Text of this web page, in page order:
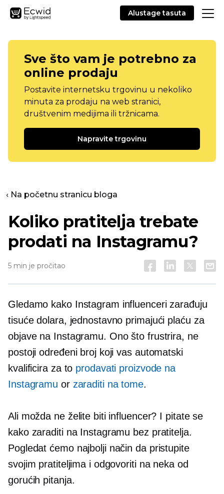
Alustage tasuta
Sve što vam je potrebno za
online prodaju
Postavite internetsku trgovinu u nekoliko
minuta za prodaju na web stranici,
društvenim medijima ili tržnicama.
Napravite trgovinu
‹ Na početnu stranicu bloga
Koliko pratitelja trebate
prodati na Instagramu?
5 min je pročitao
Gledamo kako Instagram influenceri zarađuju
tisuće dolara, jednostavno primajući plaću za
objave na Instagramu. Ono što frustrira, ne
postoji određeni broj koji vas automatski
kvalificira za to prodavati proizvode na
Instagramu or zaraditi na tome.
Ali možda ne želite biti influencer? I pitate se
kako zaraditi na Instagramu bez pratitelja.
Pogledat ćemo najbolji način da pristupite
svojim pratiteljima i odgovoriti na neka od
gorućih pitanja.